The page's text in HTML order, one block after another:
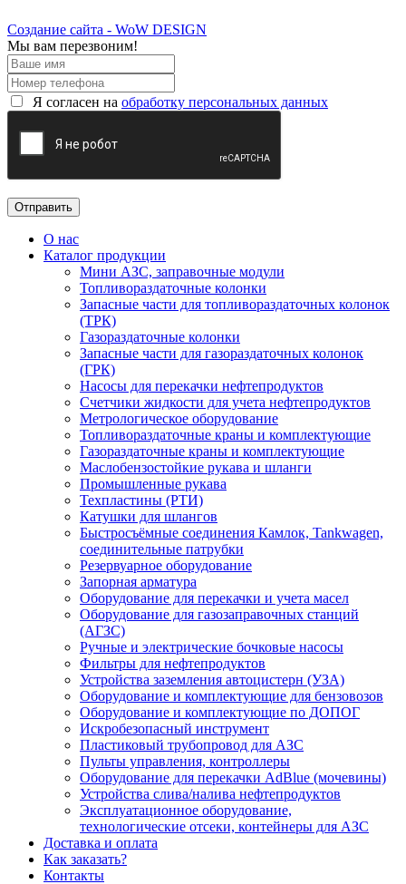
Создание сайта - WoW DESIGN
Мы вам перезвоним!
Я согласен на обработку персональных данных
О нас
Каталог продукции
Мини АЗС, заправочные модули
Топливораздаточные колонки
Запасные части для топливораздаточных колонок
(ТРК)
Газораздаточные колонки
Запасные части для газораздаточных колонок
(ГРК)
Насосы для перекачки нефтепродуктов
Счетчики жидкости для учета нефтепродуктов
Метрологическое оборудование
Топливораздаточные краны и комплектующие
Газораздаточные краны и комплектующие
Маслобензостойкие рукава и шланги
Промышленные рукава
Техпластины (РТИ)
Катушки для шлангов
Быстросъёмные соединения Камлок, Tankwagen,
соединительные патрубки
Резервуарное оборудование
Запорная арматура
Оборудование для перекачки и учета масел
Оборудование для газозаправочных станций
(АГЗС)
Ручные и электрические бочковые насосы
Фильтры для нефтепродуктов
Устройства заземления автоцистерн (УЗА)
Оборудование и комплектующие для бензовозов
Оборудование и комплектующие по ДОПОГ
Искробезопасный инструмент
Пластиковый трубопровод для АЗС
Пульты управления, контроллеры
Оборудование для перекачки AdBlue (мочевины)
Устройства слива/налива нефтепродуктов
Эксплуатационное оборудование,
технологические отсеки, контейнеры для АЗС
Доставка и оплата
Как заказать?
Контакты